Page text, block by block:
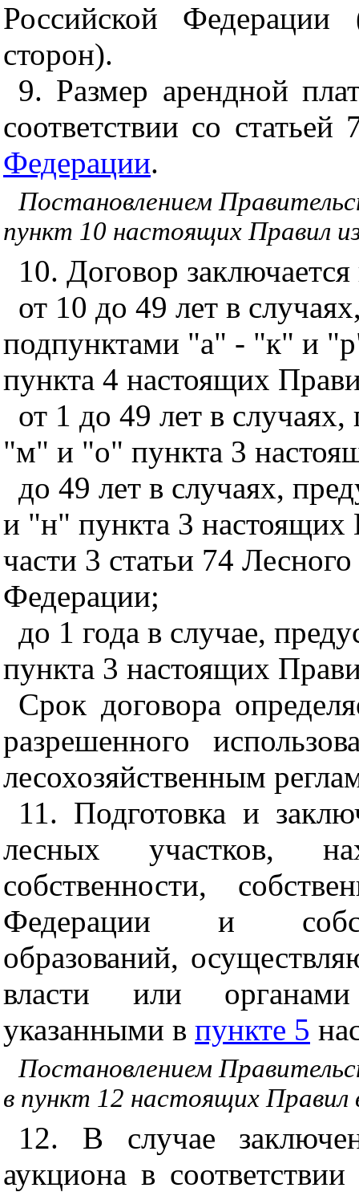
Российской Федерации
сторон).
9. Размер арендной
соответствии со статьей
Федерации.
Постановлением
пункт 10 настоящих Правил
10. Договор
от 10 до 49 лет в
подпунктами "а" - "к" и
пункта 4 настоящих
от 1 до 49 лет в
"м" и "о" пункта 3
до 49 лет в случаях,
и "н" пункта 3 настоящих
части 3 статьи 74
Федерации;
до 1 года в случае,
пункта 3 настоящих
Срок договора
разрешенного
лесохозяйственным
11. Подготовка и
лесных участков,
собственности,
Федерации и
образований,
власти или органами
указанными в пункте 5
Постановлением
в пункт 12 настоящих Правил
12. В случае
аукциона в